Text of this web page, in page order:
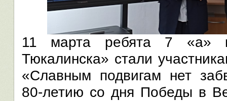
11 марта ребята 7 «а»
Тюкалинска» стали
«Славным подвигам нет
80-летию со дня Победы в